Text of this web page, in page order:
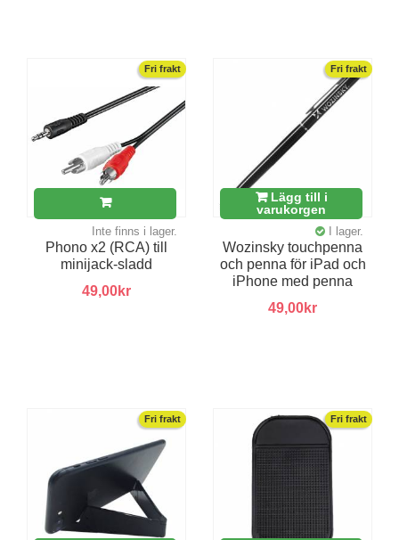
Fri frakt
Inte finns i lager.
Phono x2 (RCA) till
minijack-sladd
49,00kr
Fri frakt
Lägg till i
varukorgen
I lager.
Wozinsky touchpenna
och penna för iPad och
iPhone med penna
49,00kr
Fri frakt Fri frakt